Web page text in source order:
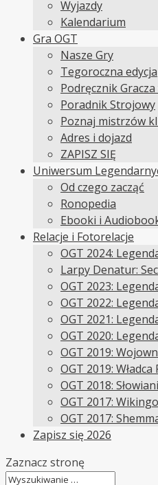
Wyjazdy
Kalendarium
Gra OGT
Nasze Gry
Tegoroczna edycja
Podręcznik Gracza
Poradnik Strojowy
Poznaj mistrzów
Adres i dojazd
ZAPISZ SIĘ
Uniwersum
Od czego zacząć
Ronopedia
Ebooki i
Relacje i Fotorelacje
OGT 2024:
Larpy Denatur:
OGT 2023:
OGT 2022:
OGT 2021:
OGT 2020:
OGT 2019:
OGT 2019:
OGT 2018:
OGT 2017:
OGT 2017:
Zapisz się 2026
Zaznacz stronę